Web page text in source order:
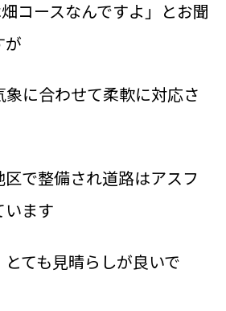
コースなんですよ」とお聞
が
象に合わせて柔軟に対応さ
で整備され道路はアスフ
います
ても見晴らしが良いで